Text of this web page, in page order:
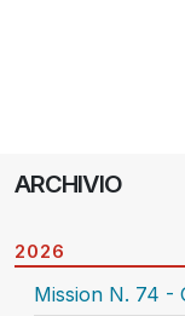
ARCHIVIO
2026
Mission N. 74 -